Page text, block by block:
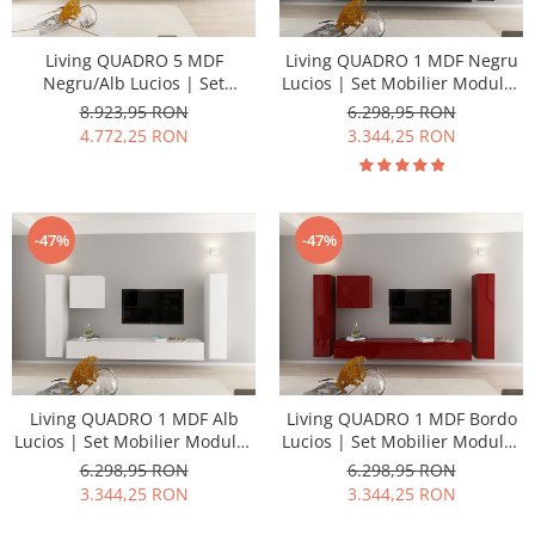
Living QUADRO 5 MDF
Negru/Alb Lucios | Set
Mobilier Modular Suspendat
Premium Configurabil pentru
un Living Modern Fără
8.923,95 RON
4.772,25 RON
Living QUADRO 1 MDF Negru
Lucios | Set Mobilier Modular
Suspendat Premium
Configurabil pentru un Living
Modern Fără Mânere/Push to
Open - Hulgo Mobili
6.298,95 RON
3.344,25 RON
-47%
Living QUADRO 1 MDF Alb
Lucios | Set Mobilier Modular
Suspendat Premium
Configurabil pentru un Living
Modern Fără Mânere/Push to
6.298,95 RON
3.344,25 RON
-47%
Living QUADRO 1 MDF Bordo
Lucios | Set Mobilier Modular
Suspendat Premium
Configurabil pentru un Living
Modern Fără Mânere/Push to
6.298,95 RON
3.344,25 RON